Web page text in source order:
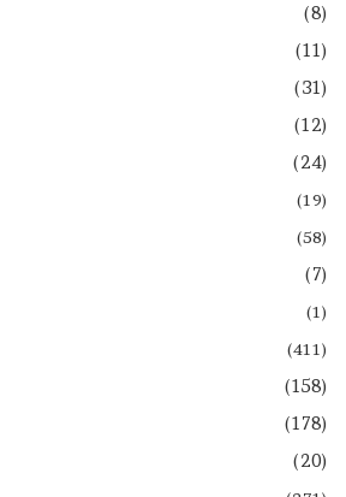
(8)
(11)
(31)
(12)
(24)
(19)
(58)
(7)
(1)
(411)
(158)
(178)
(20)